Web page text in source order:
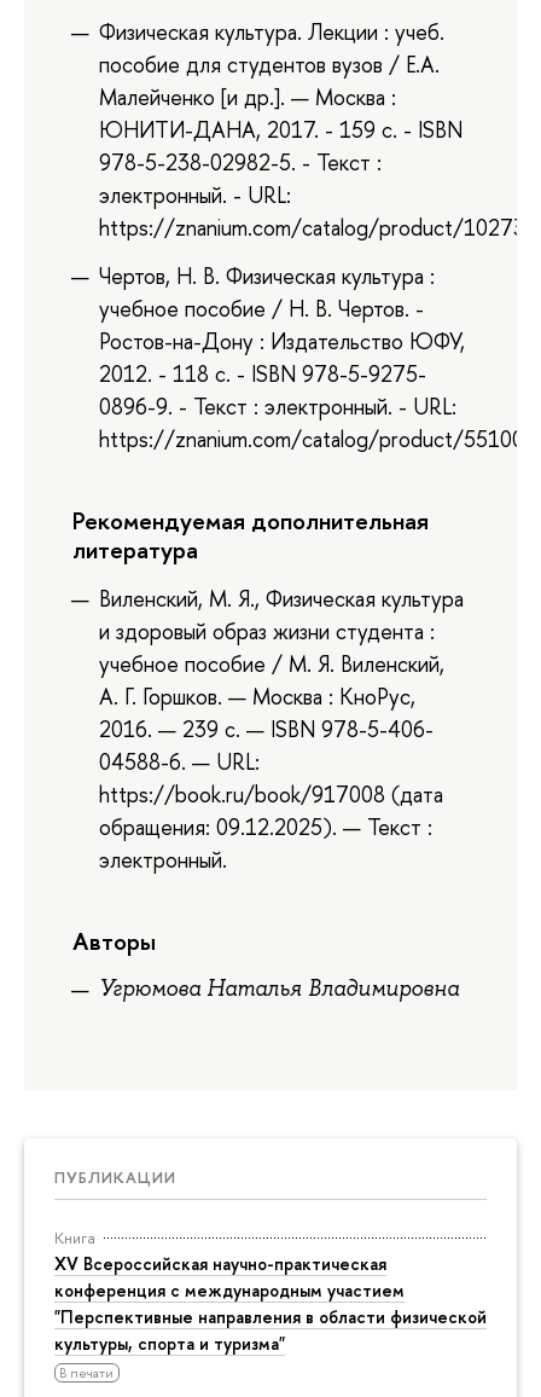
ПУБЛИКАЦИИ
Книга
XV Всероссийская научно-практическая
конференция с международным участием
"Перспективные направления в области физической
культуры, спорта и туризма"
В печати
Физическая культура. Лекции : учеб.
пособие для студентов вузов / Е.А.
Малейченко [и др.]. — Москва :
ЮНИТИ-ДАНА, 2017. - 159 с. - ISBN
978-5-238-02982-5. - Текст :
электронный. - URL:
https://znanium.com/catalog/product/
Чертов, Н. В. Физическая культура :
учебное пособие / Н. В. Чертов. -
Ростов-на-Дону : Издательство ЮФУ,
2012. - 118 с. - ISBN 978-5-9275-
0896-9. - Текст : электронный. - URL:
https://znanium.com/catalog/product/551007
Рекомендуемая дополнительная
литература
Виленский, М. Я., Физическая культура
и здоровый образ жизни студента :
учебное пособие / М. Я. Виленский,
А. Г. Горшков. — Москва : КноРус,
2016. — 239 с. — ISBN 978-5-406-
04588-6. — URL:
https://book.ru/book/917008 (дата
обращения: 09.12.2025). — Текст :
электронный.
Авторы
Угрюмова Наталья Владимировна